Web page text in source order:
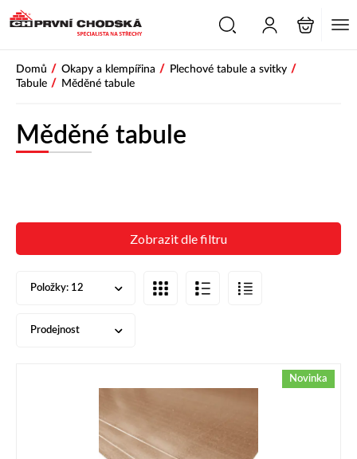
Domů / Okapy a klempířina / Plechové tabule a svitky /
Tabule / Měděné tabule
Měděné tabule
Zobrazit dle filtru
Položky: 12
Prodejnost
Novinka